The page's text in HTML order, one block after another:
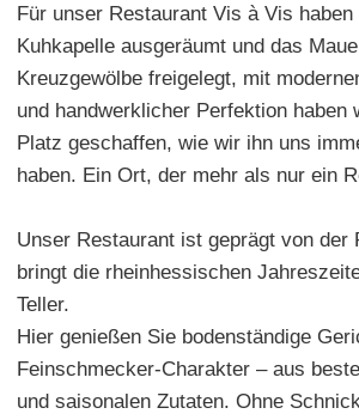
Für unser Restaurant Vis à Vis haben
Kuhkapelle ausgeräumt und das
Kreuzgewölbe freigelegt, mit
und handwerklicher Perfektion haben
Platz geschaffen, wie wir ihn uns
haben. Ein Ort, der mehr als nur ein
Unser Restaurant ist geprägt von der
bringt die rheinhessischen
Teller.
Hier genießen Sie bodenständige
Feinschmecker-Charakter – aus
und saisonalen Zutaten. Ohne